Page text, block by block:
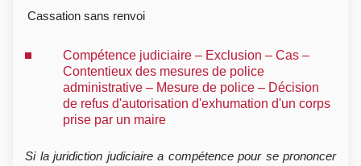
Cassation sans renvoi
Compétence judiciaire – Exclusion – Cas –
Contentieux des mesures de police
administrative – Mesure de police – Décision
de refus d'autorisation d'exhumation d'un corps
prise par un maire
Si la juridiction judiciaire a compétence pour se prononcer